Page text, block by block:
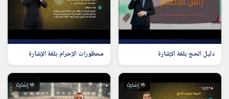
دليل الحج بلغة الإشارة محظورات الإحرام بلغة الإشارة
🤟 إشارة 🤟 إشارة